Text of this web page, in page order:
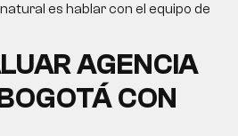
es hablar con el equipo de
AGENCIA
CON